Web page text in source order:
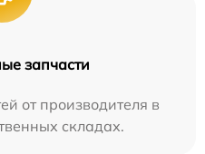
запчасти
от производителя в
складах.